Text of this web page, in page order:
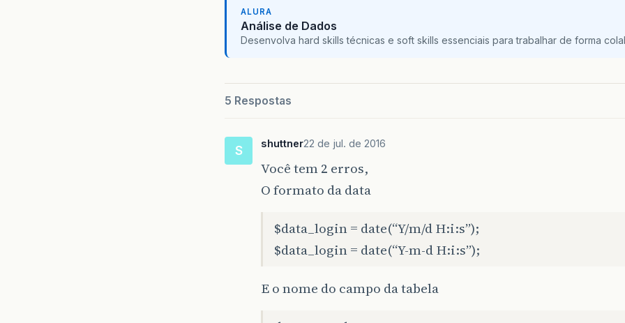
ALURA
Análise de Dados
Desenvolva hard skills técnicas e soft skills essenciais para trabalhar de forma
5 Respostas
S shuttner22 de jul. de 2016
Você tem 2 erros,
O formato da data
$data_login = date(“Y/m/d H:i:s”);
$data_login = date(“Y-m-d H:i:s”);
E o nome do campo da tabela